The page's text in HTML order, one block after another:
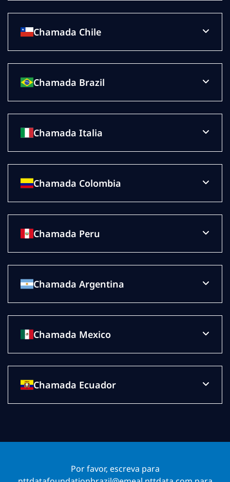
Chamada Chile
Chamada Brazil
Chamada Italia
Chamada Colombia
Chamada Peru
Chamada Argentina
Chamada Mexico
Chamada Ecuador
Por favor, escreva para